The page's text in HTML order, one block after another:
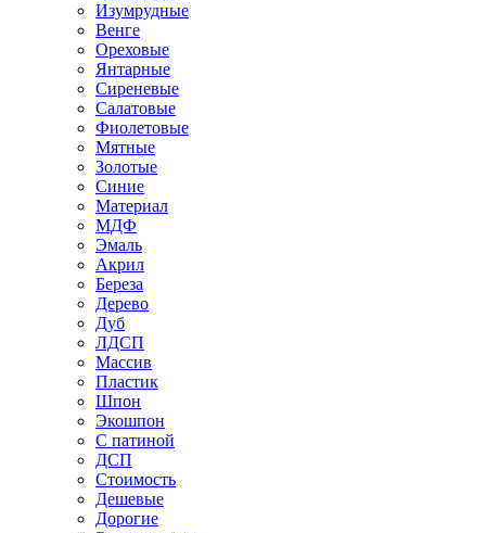
Изумрудные
Венге
Ореховые
Янтарные
Сиреневые
Салатовые
Фиолетовые
Мятные
Золотые
Синие
Материал
МДФ
Эмаль
Акрил
Береза
Дерево
Дуб
ЛДСП
Массив
Пластик
Шпон
Экошпон
С патиной
ДСП
Стоимость
Дешевые
Дорогие